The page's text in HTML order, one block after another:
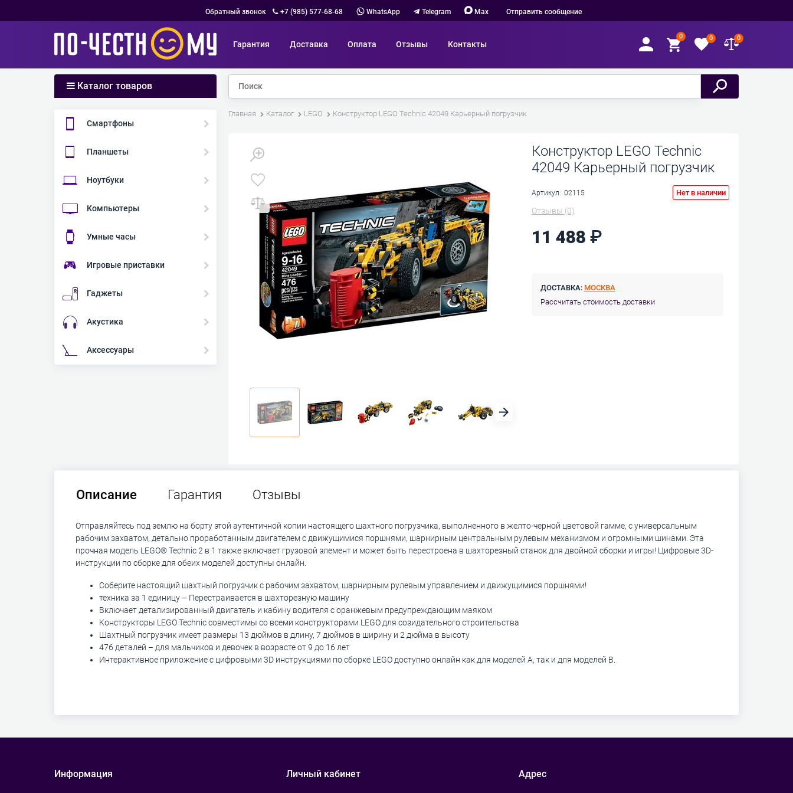
Обратный звонок +7 (985) 577-68-68 WhatsApp Telegram Max Отправить сообщение
Гарантия Доставка Оплата Отзывы Контакты
0 0 0
Каталог товаров
Смартфоны
Планшеты
Ноутбуки
Компьютеры
Умные часы
Игровые приставки
Гаджеты
Акустика
Аксессуары
Главная Каталог LEGO Конструктор LEGO Technic 42049 Карьерный погрузчик
Конструктор LEGO Technic
42049 Карьерный погрузчик
Артикул: 02115 Нет в наличии
Отзывы (0)
11 488
ДОСТАВКА: МОСКВА
Рассчитать стоимость доставки
Описание Гарантия Отзывы
Отправляйтесь под землю на борту этой аутентичной копии настоящего шахтного погрузчика, выполненного в желто-черной цветовой гамме, с универсальным
рабочим захватом, детально проработанным двигателем с движущимися поршнями, шарнирным центральным рулевым механизмом и огромными шинами. Эта
прочная модель LEGO® Technic 2 в 1 также включает грузовой элемент и может быть перестроена в шахторезный станок для двойной сборки и игры! Цифровые 3D-
инструкции по сборке для обеих моделей доступны онлайн.
Соберите настоящий шахтный погрузчик с рабочим захватом, шарнирным рулевым управлением и движущимися поршнями!
техника за 1 единицу – Перестраивается в шахторезную машину
Включает детализированный двигатель и кабину водителя с оранжевым предупреждающим маяком
Конструкторы LEGO Technic совместимы со всеми конструкторами LEGO для созидательного строительства
Шахтный погрузчик имеет размеры 13 дюймов в длину, 7 дюймов в ширину и 2 дюйма в высоту
476 деталей – для мальчиков и девочек в возрасте от 9 до 16 лет
Интерактивное приложение с цифровыми 3D инструкциями по сборке LEGO доступно онлайн как для моделей A, так и для моделей B.
Информация Личный кабинет Адрес